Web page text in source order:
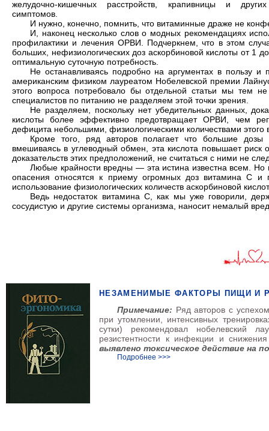
желудочно-кишечных расстройств, крапивницы и других
симптомов.
И нужно, конечно, помнить, что витаминные драже не
И, наконец несколько слов о модных рекомендациях
профилактики и лечения ОРВИ. Подчеркнем, что в этом
больших, нефизиологических доз аскорбиновой кислоты от 1
оптимальную суточную потребность.
Не останавливаясь подробно на аргументах в пользу и
американским физиком лауреатом Нобелевской премии
этого вопроса потребовало бы отдельной статьи мы тем
специалистов по питанию не разделяем этой точки зрения.
Не разделяем, поскольку нет убедительных данных,
кислоты более эффективно предотвращает ОРВИ, чем
дефицита небольшими, физиологическими количествами этого
Кроме того, ряд авторов полагает что большие дозы
вмешиваясь в углеводный обмен, эта кислота повышает риск
доказательств этих предположений, не считаться с ними не
Любые крайности вредны — эта истина известна всем.
опасения относятся к приему огромных доз витамина С
использование физиологических количеств аскорбиновой
Ведь недостаток витамина С, как мы уже говорили,
сосудистую и другие системы организма, наносит немалый
НЕЗАМЕНИМЫЕ ФАКТОРЫ ПИЩИ И
Примечание: Ряд авторов с
при утомлении, интенсивных
сутки) рекомендовал нобелевский
резистентности к инфекции и
выявлено токсическое действие на
Подробнее >>>